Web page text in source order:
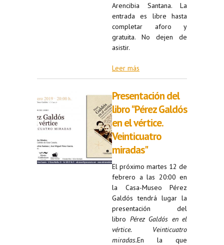
Arencibia Santana. La
entrada es libre hasta
completar aforo y
gratuita. No dejen de
asistir.
Leer más
Presentación del
libro "Pérez Galdós
en el vértice.
Veinticuatro
miradas"
El próximo martes 12 de
febrero a las 20:00 en
la Casa-Museo Pérez
Galdós tendrá lugar la
presentación del
libro Pérez Galdós en el
vértice. Veinticuatro
miradas.En la que